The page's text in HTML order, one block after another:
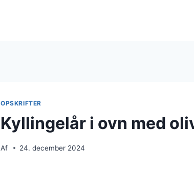
OPSKRIFTER
Kyllingelår i ovn med
Af 24. december 2024